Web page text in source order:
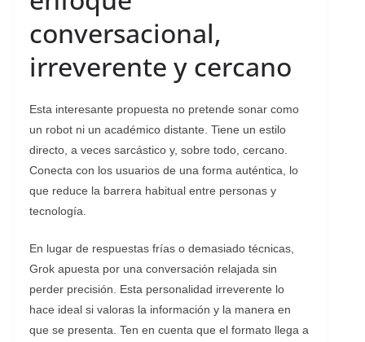
conversacional,
irreverente y cercano
Esta interesante propuesta no pretende sonar como
un robot ni un académico distante. Tiene un estilo
directo, a veces sarcástico y, sobre todo, cercano.
Conecta con los usuarios de una forma auténtica, lo
que reduce la barrera habitual entre personas y
tecnología.
En lugar de respuestas frías o demasiado técnicas,
Grok apuesta por una conversación relajada sin
perder precisión. Esta personalidad irreverente lo
hace ideal si valoras la información y la manera en
que se presenta. Ten en cuenta que el formato llega a